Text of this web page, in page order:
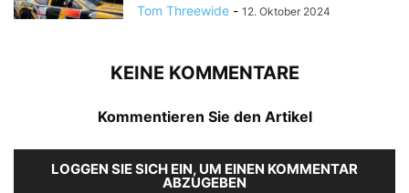
Tom Threewide - 12. Oktober 2024
KEINE KOMMENTARE
Kommentieren Sie den Artikel
LOGGEN SIE SICH EIN, UM EINEN KOMMENTAR
ABZUGEBEN